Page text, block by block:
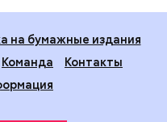
на бумажные издания
Команда
Контакты